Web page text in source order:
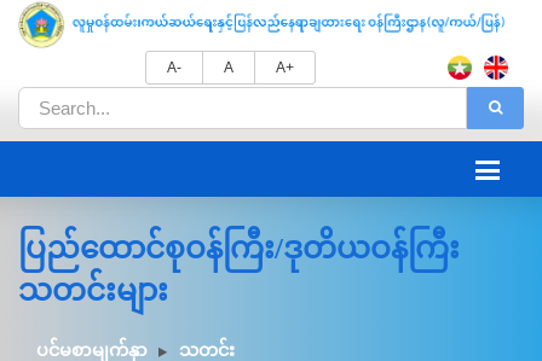
A- A A+
ပြည်ထောင်စုဝန်ကြီး/ဒုတိယဝန်ကြီး
သတင်းများ
ပင်မစာမျက်နှာ
သတင်း